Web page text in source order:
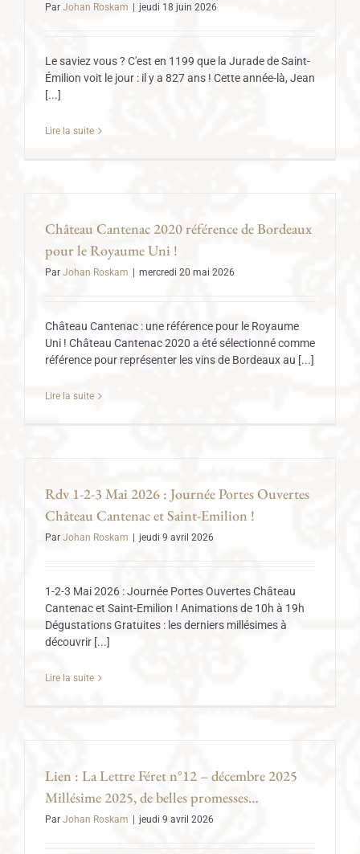
Par Johan Roskam jeudi 18 juin 2026
Le saviez vous ? C'est en 1199 que la Jurade de Saint-
Émilion voit le jour : il y a 827 ans ! Cette année-là, Jean
[...]
Lire la suite
Château Cantenac 2020 référence de Bordeaux
pour le Royaume Uni !
Par Johan Roskam mercredi 20 mai 2026
Château Cantenac : une référence pour le Royaume
Uni ! Château Cantenac 2020 a été sélectionné comme
référence pour représenter les vins de Bordeaux au [...]
Lire la suite
Rdv 1-2-3 Mai 2026 : Journée Portes Ouvertes
Château Cantenac et Saint-Emilion !
Par Johan Roskam jeudi 9 avril 2026
1-2-3 Mai 2026 : Journée Portes Ouvertes Château
Cantenac et Saint-Emilion ! Animations de 10h à 19h
Dégustations Gratuites : les derniers millésimes à
découvrir [...]
Lire la suite
Lien : La Lettre Féret n°12 – décembre 2025
Millésime 2025, de belles promesses…
Par Johan Roskam jeudi 9 avril 2026